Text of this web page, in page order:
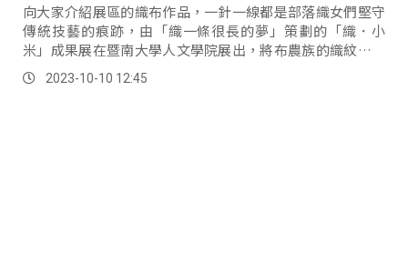
向大家介紹展區的織布作品，一針一線都是部落織女們堅守
傳統技藝的痕跡，由「織一條很長的夢」策劃的「織．小
米」成果展在暨南大學人文學院展出，將布農族的織紋以及
傳統獸皮衣的製作方式呈現給觀眾認識。
2023-10-10 12:45